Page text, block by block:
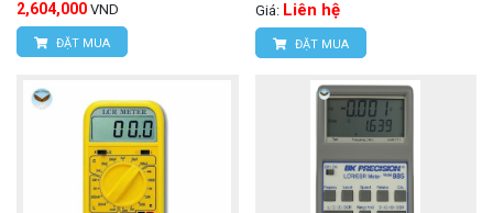
2,604,000 VND
ĐẶT MUA
Giá: Liên hệ
ĐẶT MUA